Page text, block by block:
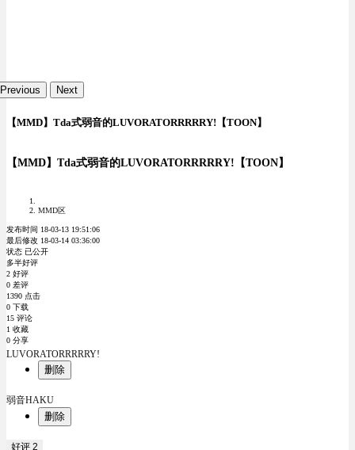
Previous Next
【MMD】Tda式弱音的LUVORATORRRRRY!【TOON】
【MMD】Tda式弱音的LUVORATORRRRRY!【TOON】
MMD区
发布时间 18-03-13 19:51:06
最后修改 18-03-14 03:36:00
状态 已公开
多半好评
2 好评
0 差评
1390 点击
0 下载
15 评论
1 收藏
0 分享
LUVORATORRRRRY!
删除
弱音HAKU
删除
好评 2